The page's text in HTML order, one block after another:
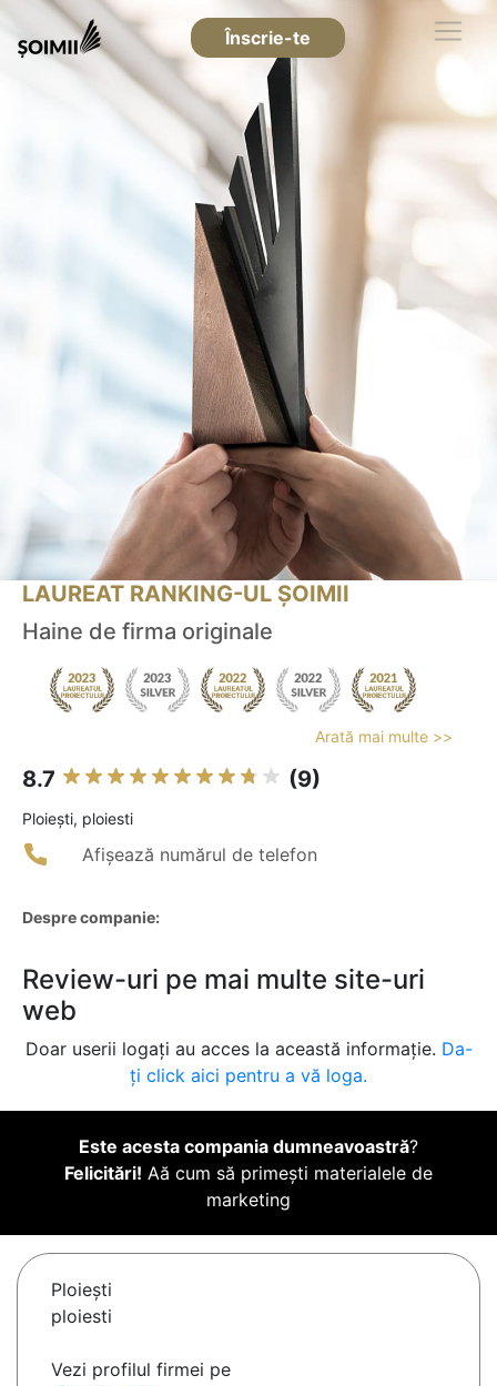
Înscrie-te
LAUREAT RANKING-UL ȘOIMII
Haine de firma originale
Arată mai multe >>
8.7 (9)
Ploieşti, ploiesti
Afișează numărul de telefon
Despre companie:
Review-uri pe mai multe site-uri
web
Doar userii logați au acces la această informație. Da-
ți click aici pentru a vă loga.
Este acesta compania dumneavoastră?
Felicitări! Aă cum să primești materialele de
marketing
Ploieşti
ploiesti
Vezi profilul firmei pe